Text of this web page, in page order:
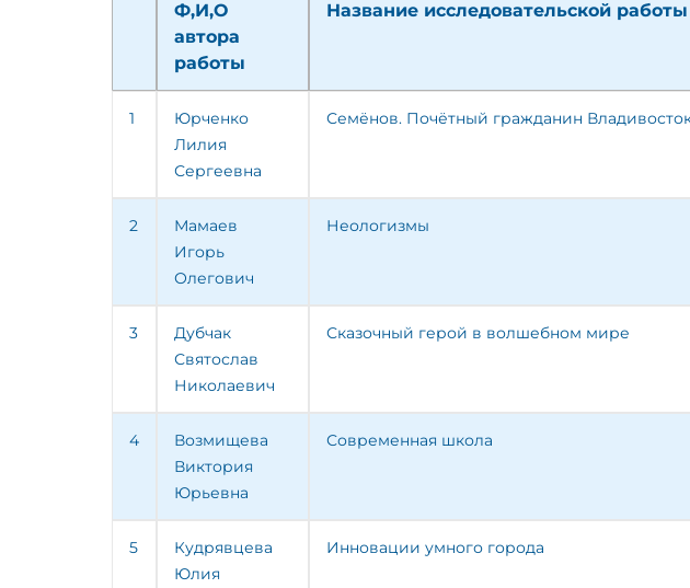
Ф,И,О
автора
работы
Название исследовательской работы
1
Юрченко
Лилия
Сергеевна
Семёнов. Почётный гражданин
2
Мамаев
Игорь
Олегович
Неологизмы
3
Дубчак
Святослав
Николаевич
Сказочный герой в волшебном мире
4
Возмищева
Виктория
Юрьевна
Современная школа
5
Кудрявцева
Юлия
Инновации умного города